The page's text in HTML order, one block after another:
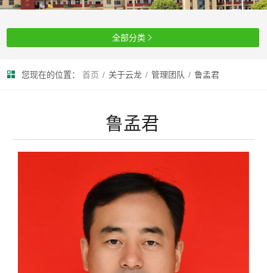
全部分类 
您现在的位置： 首页 / 关于云龙 / 管理团队 / 鲁孟君
鲁孟君